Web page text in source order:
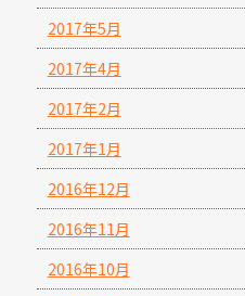
2017年5月
2017年4月
2017年2月
2017年1月
2016年12月
2016年11月
2016年10月